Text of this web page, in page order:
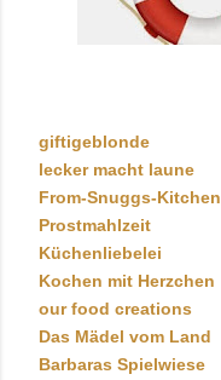
giftigeblonde
lecker macht laune
From-Snuggs-Kitchen
Prostmahlzeit
Küchenliebelei
Kochen mit Herzchen
our food creations
Das Mädel vom Land
Barbaras Spielwiese